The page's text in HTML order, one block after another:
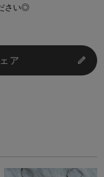
さい◎
ア